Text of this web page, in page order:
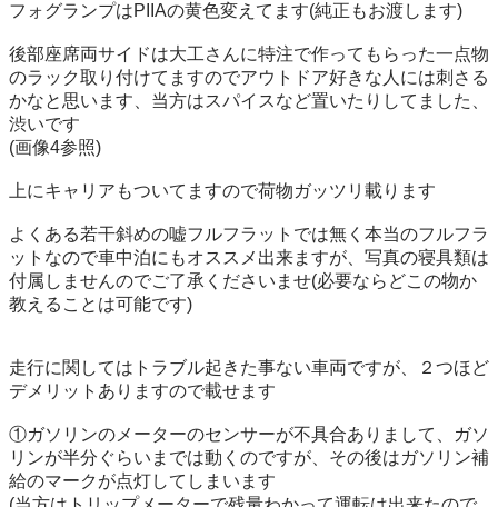
フォグランプはPIIAの黄色変えてます(純正もお渡します)
後部座席両サイドは大工さんに特注で作ってもらった一点物
のラック取り付けてますのでアウトドア好きな人には刺さる
かなと思います、当方はスパイスなど置いたりしてました、
渋いです
(画像4参照)
上にキャリアもついてますので荷物ガッツリ載ります
よくある若干斜めの嘘フルフラットでは無く本当のフルフラ
ットなので車中泊にもオススメ出来ますが、写真の寝具類は
付属しませんのでご了承くださいませ(必要ならどこの物か
教えることは可能です)
走行に関してはトラブル起きた事ない車両ですが、２つほど
デメリットありますので載せます
①ガソリンのメーターのセンサーが不具合ありまして、ガソ
リンが半分ぐらいまでは動くのですが、その後はガソリン補
給のマークが点灯してしまいます